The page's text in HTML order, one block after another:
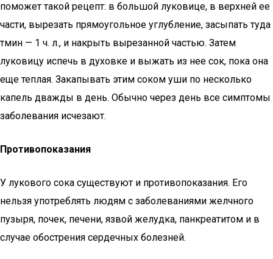
поможет такой рецепт: в большой луковице, в верхней ее
части, вырезать прямоугольное углубление, засыпать туда
тмин — 1 ч. л., и накрыть вырезанной частью. Затем
луковицу испечь в духовке и выжать из нее сок, пока она
еще теплая. Закапывать этим соком уши по несколько
капель дважды в день. Обычно через день все симптомы
заболевания исчезают.
Противопоказания
У лукового сока существуют и противопоказания. Его
нельзя употреблять людям с заболеваниями желчного
пузыря, почек, печени, язвой желудка, панкреатитом и в
случае обострения сердечных болезней.